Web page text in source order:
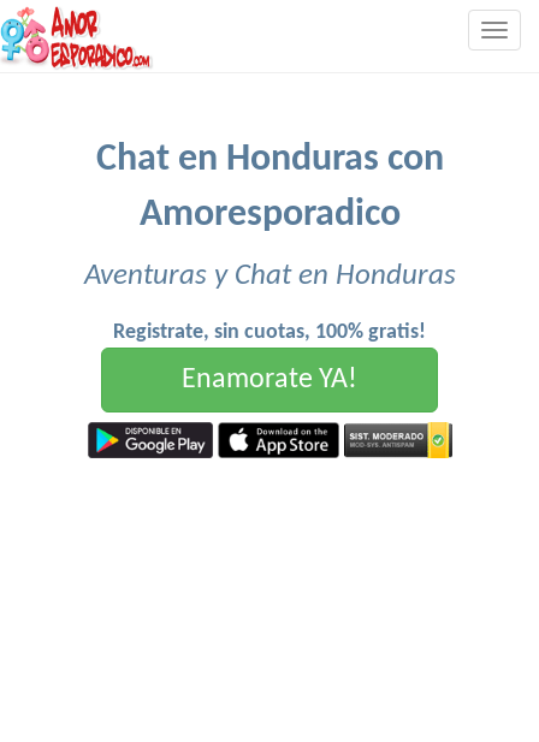
Chat en Honduras con
Amoresporadico
Aventuras y Chat en Honduras
Registrate, sin cuotas, 100% gratis!
Enamorate YA!